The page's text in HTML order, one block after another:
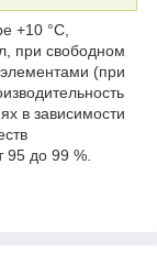
+10 °С,
при свободном
(при
в зависимости
95 до 99 %.